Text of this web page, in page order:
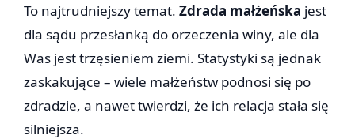
To najtrudniejszy temat. Zdrada małżeńska jest
dla sądu przesłanką do orzeczenia winy, ale dla
Was jest trzęsieniem ziemi. Statystyki są jednak
zaskakujące – wiele małżeństw podnosi się po
zdradzie, a nawet twierdzi, że ich relacja stała się
silniejsza.